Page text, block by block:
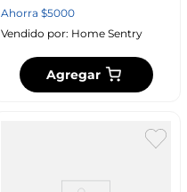
Ahorra $5000
Vendido por: Home Sentry
Agregar